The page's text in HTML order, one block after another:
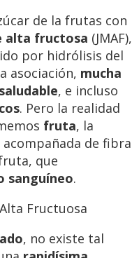
de la frutas con
alta fructosa (JMAF),
por hidrólisis del
asociación, mucha
, e incluso
. Pero la realidad
fruta, la
de fibra
que
sanguíneo.
, no existe tal